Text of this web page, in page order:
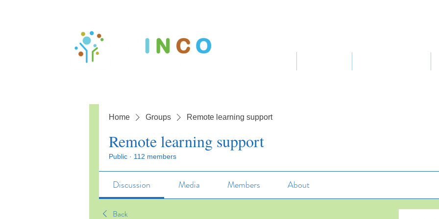
Home Groups Remote learning support
Remote learning support
Public · 112 members
Discussion Media Members About
Back